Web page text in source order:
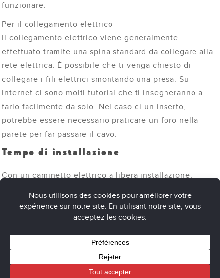
funzionare.
Per il collegamento elettrico
Il collegamento elettrico viene generalmente
effettuato tramite una spina standard da collegare alla
rete elettrica. È possibile che ti venga chiesto di
collegare i fili elettrici smontando una presa. Su
internet ci sono molti tutorial che ti insegneranno a
farlo facilmente da solo. Nel caso di un inserto,
potrebbe essere necessario praticare un foro nella
parete per far passare il cavo.
Tempo di installazione
Con un caminetto elettrico a libera installazione,
consegnato, puoi disimballarlo e collegarlo.
Se devi installare e regolare l’inserto elettrico, tieni
conto di un tempo compreso tra 30 minuti e 2 ore.
Una volta installati, i caminetti elettrici ti promettono
bellissime serate davanti al fuoco, piene di calore e